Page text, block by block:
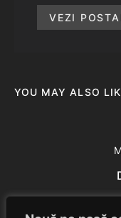
VEZI
YOU MAY ALSO
Eduard